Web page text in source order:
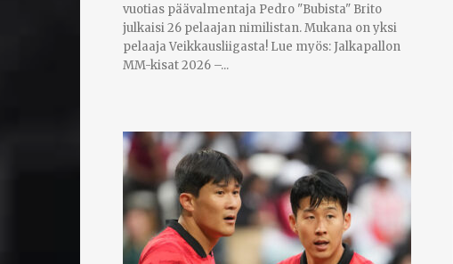
vuotias päävalmentaja Pedro "Bubista" Brito
julkaisi 26 pelaajan nimilistan. Mukana on yksi
pelaaja Veikkausliigasta! Lue myös: Jalkapallon
MM-kisat 2026 –...